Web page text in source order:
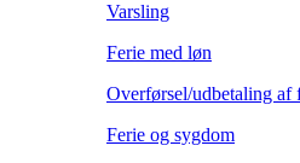
Varsling
Ferie med løn
Overførsel/udbetaling af
Ferie og sygdom